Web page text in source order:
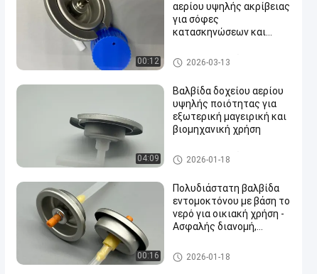
00:12
αερίου υψηλής ακρίβειας
για σόφες
κατασκηνώσεων και
βαλβίδα κασετών αερίου βο
υτανίου
2026-03-13
04:09
Βαλβίδα δοχείου αερίου
υψηλής ποιότητας για
εξωτερική μαγειρική και
βιομηχανική χρήση
βαλβίδα κασετών αερίου βο
υτανίου
2026-01-18
00:16
Πολυδιάστατη βαλβίδα
εντομοκτόνου με βάση το
νερό για οικιακή χρήση -
Ασφαλής διανομή,
water alcohol based insecticid
e valve
2026-01-18